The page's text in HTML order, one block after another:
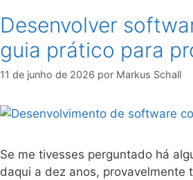
Desenvolver
guia prático para
11 de junho de 2026 por Markus Schall
Se me tivesses perguntado há
daqui a dez anos, provavelmente